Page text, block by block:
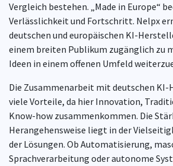
Vergleich bestehen. „Made in Europe“
Verlässlichkeit und Fortschritt. Nelpx
deutschen und europäischen KI-
einem breiten Publikum zugänglich zu
Ideen in einem offenen Umfeld
Die Zusammenarbeit mit deutschen
viele Vorteile, da hier Innovation,
Know-how zusammenkommen. Die
Herangehensweise liegt in der
der Lösungen. Ob Automatisierung,
Sprachverarbeitung oder autonome